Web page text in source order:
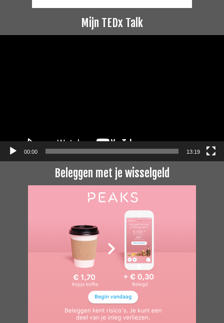
Mijn TEDx Talk
00:00 13:19
Beleggen met je wisselgeld